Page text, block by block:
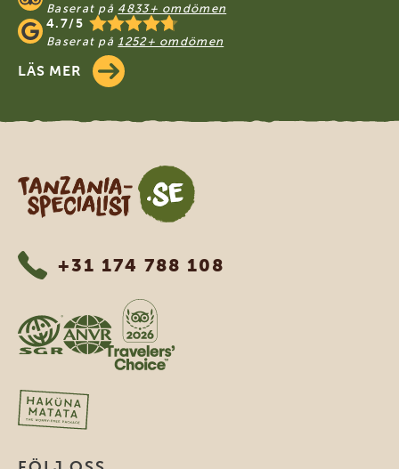
Baserat på 4833+ omdömen
4.7/5
Baserat på 1252+ omdömen
LÄS MER
Tanzania Specialist
+31 174 788 108